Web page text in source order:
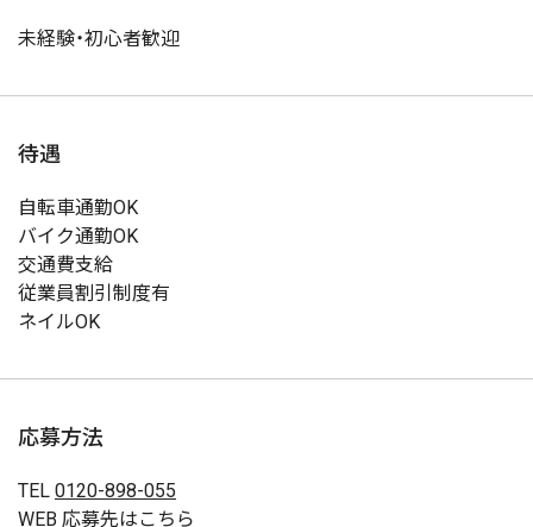
未経験・初心者歓迎
待遇
自転車通勤OK
バイク通勤OK
交通費支給
従業員割引制度有
ネイルOK
応募方法
TEL 0120-898-055
WEB 応募先はこちら